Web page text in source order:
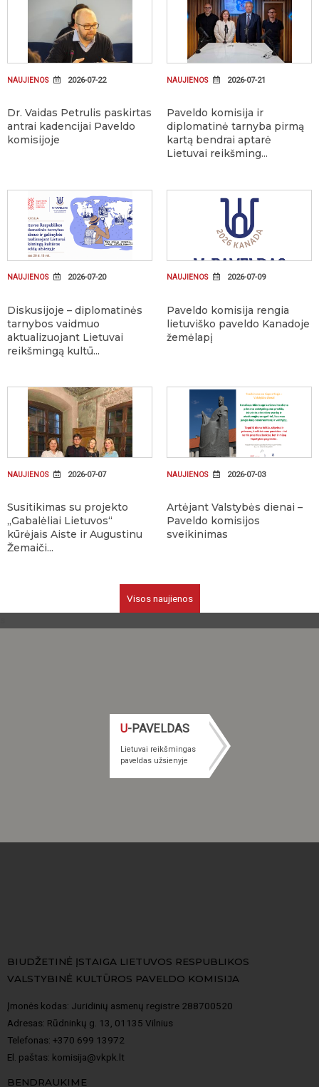
NAUJIENOS 2026-07-22
Dr. Vaidas Petrulis paskirtas
antrai kadencijai Paveldo
komisijoje
NAUJIENOS 2026-07-21
Paveldo komisija ir
diplomatinė tarnyba pirmą
kartą bendrai aptarė
Lietuvai reikšming...
NAUJIENOS 2026-07-20
Diskusijoje – diplomatinės
tarnybos vaidmuo
aktualizuojant Lietuvai
reikšmingą kultū...
NAUJIENOS 2026-07-09
Paveldo komisija rengia
lietuviško paveldo Kanadoje
žemėlapį
NAUJIENOS 2026-07-07
Susitikimas su projekto
„Gabalėliai Lietuvos“
kūrėjais Aiste ir Augustinu
Žemaiči...
NAUJIENOS 2026-07-03
Artėjant Valstybės dienai –
Paveldo komisijos
sveikinimas
Visos naujienos
U-PAVELDAS
Lietuvai reikšmingas
paveldas užsienyje
BIUDŽETINĖ ĮSTAIGA LIETUVOS RESPUBLIKOS
VALSTYBINĖ KULTŪROS PAVELDO KOMISIJA
Įmonės kodas: Juridinių asmenų registre 288700520
Adresas: Rūdninkų g. 13, 01135 Vilnius
Telefonas: +370 699 13972
El. paštas: komisija@vkpk.lt
BENDRAUKIME